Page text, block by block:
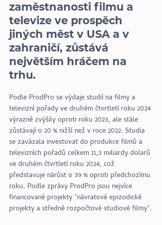
zaměstnanosti filmu a
televize ve prospěch
jiných měst v USA a v
zahraničí, zůstává
největším hráčem na
trhu.
Podle ProdPro se výdaje studií na filmy a
televizní pořady ve druhém čtvrtletí roku 2024
výrazně zvýšily oproti roku 2023, ale stále
zůstávají o 20 % nižší než v roce 2022. Studia
se zavázala investovat do produkce filmů a
televizních pořadů celkem 11,3 miliardy dolarů
ve druhém čtvrtletí roku 2024, což
představuje nárůst o 39 % oproti předchozímu
roku. Podle zprávy ProdPro jsou nejvíce
financované projekty "návratové epizodické
projekty a středně rozpočtové studiové filmy".